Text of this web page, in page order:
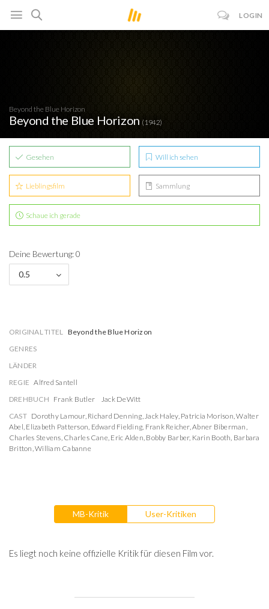
LOGIN
Beyond the Blue Horizon
Beyond the Blue Horizon (1942)
Gesehen Will ich sehen
Lieblingsfilm Sammlung
Schaue ich gerade
Deine Bewertung: 0
0.5
ORIGINAL TITEL Beyond the Blue Horizon
GENRES
LÄNDER
REGIE Alfred Santell
DREHBUCH Frank Butler
Jack DeWitt
CAST Dorothy Lamour, Richard Denning,Jack Haley, Patricia Morison,Walter
Abel, Elizabeth Patterson, Edward Fielding, Frank Reicher,Abner Biberman,
Charles Stevens, Charles Cane, Eric Alden, Bobby Barber, Karin Booth, Barbara
Britton,William Cabanne
MB-Kritik User-Kritiken
Es liegt noch keine offizielle Kritik für diesen Film vor.